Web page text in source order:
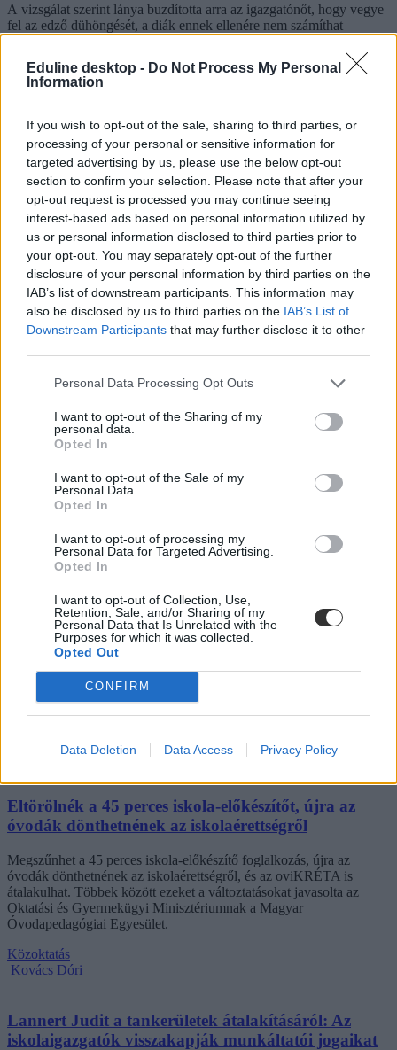
Eduline desktop - Do Not Process My Personal
Information
If you wish to opt-out of the sale, sharing to third parties, or
processing of your personal or sensitive information for
targeted advertising by us, please use the below opt-out
section to confirm your selection. Please note that after your
opt-out request is processed you may continue seeing
interest-based ads based on personal information utilized by
us or personal information disclosed to third parties prior to
your opt-out. You may separately opt-out of the further
disclosure of your personal information by third parties on the
IAB’s list of downstream participants. This information may
also be disclosed by us to third parties on the IAB’s List of
Downstream Participants that may further disclose it to other
Personal Data Processing Opt Outs
I want to opt-out of the Sharing of my
personal data.
Opted In
I want to opt-out of the Sale of my
Personal Data.
Opted In
I want to opt-out of processing my
Personal Data for Targeted Advertising.
Opted In
I want to opt-out of Collection, Use,
Retention, Sale, and/or Sharing of my
Personal Data that Is Unrelated with the
Purposes for which it was collected.
Opted Out
CONFIRM
Data Deletion Data Access Privacy Policy
A vizsgálat szerint lánya buzdította arra az igazgatónőt, hogy vegye
fel az edző dühöngését, a diák ennek ellenére nem számíthat
edző
rejtett kamerás felvétel
igazgató börtön
edzés
Hozzászólások
Több mint kétszer annyi diák jutott be a
felsőoktatásba, mint ahány kollégiumi férőhely
összesen van
Nemcsak abban vannak jelentős különbségek az egyetemek között,
hogy hány kollégiumi férőhely jut a hallgatókra, a térítési díj összege
sem egységes. Míg a BME-n 100 újonnan felvett egyetemistára 76
díjak pedig 9300 és 25 500 forint között mozognak a vizsgált
intézményekben. Megnéztük, hol mekkora a kollégiumi kapacitás,
mennyit kell fizetni, és mi alapján dől el, hogy ki költözhet be.
Felsőoktatás
Szöllősi Anna
vállalhatnak diákmunkát – több mint százezer
levelezős hallgatót érinthet a szabály
„Szinte bárhol voltam állásinterjún, mikor megtudták, hogy levelező
tagozatos hallgató vagyok, egyből húzni kezdték a szájukat” –
számolt be tapasztalatairól az Eduline-nak egy egyetemista. Példája
Campus life
Eltörölnék a 45 perces iskola-előkészítőt, újra az
óvodák dönthetnének az iskolaérettségről
Megszűnhet a 45 perces iskola-előkészítő foglalkozás, újra az
óvodák dönthetnének az iskolaérettségről, és az oviKRÉTA is
átalakulhat. Többek között ezeket a változtatásokat javasolta az
Oktatási és Gyermekügyi Minisztériumnak a Magyar
Óvodapedagógiai Egyesület.
Közoktatás
Kovács Dóri
Lannert Judit a tankerületek átalakításáról: Az
iskolaigazgatók visszakapják munkáltatói jogaikat